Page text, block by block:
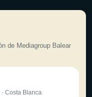
de Mediagroup Balear
Costa Blanca